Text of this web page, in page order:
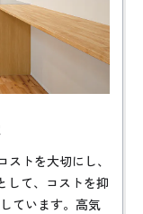
トを大切にし、
して、コストを抑
ています。高気